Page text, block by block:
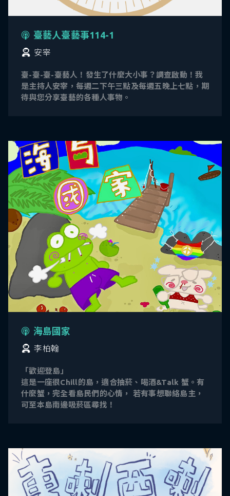
臺藝人臺藝事114-1
安宰
臺-臺-臺-臺藝人！發生了什麼大小事？調查啟動！我
是主持人安宰，每週二下午三點及每週五晚上七點，期
待與您分享臺藝的各種人事物。
海島國家
李柏翰
「歡迎登島」
這是一座很Chill的島，適合抽菸、喝酒&Talk 蟹。有
什麼蟹，完全看島民們的心情， 若有事想聯絡島主，
可至本島南邊吸菸區尋找！